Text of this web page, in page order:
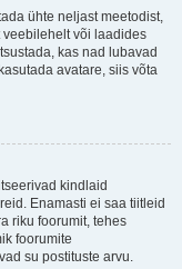
ühte neljast meetodist,
veebilehelt või laadides
kas nad lubavad
avatare, siis võta
kindlaid
Enamasti ei saa tiitleid
riku foorumit, tehes
foorumite
su postituste arvu.